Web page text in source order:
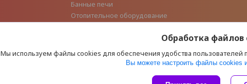
Банные печи
Отопительное оборудование
Модульные дымоходы из нержавеющей
Турбодефлекторы/Ротационные турбины
Обработка файлов
Мы используем файлы cookies для обеспечения удобства
Вы можете настроить файлы cookies